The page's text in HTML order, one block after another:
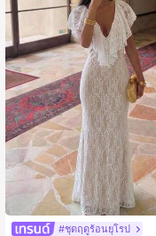
#ชุดฤดูร้อนยุโรป